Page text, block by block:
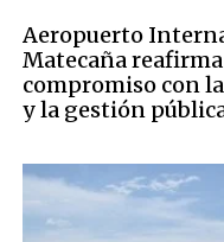
Aeropuerto
Matecaña
compromiso con
y la gestión